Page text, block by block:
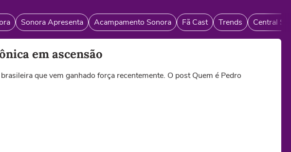
Sonora Apresenta Acampamento Sonora Fã Cast Trends Central
em ascensão
que vem ganhado força recentemente. O post Quem é Pedro